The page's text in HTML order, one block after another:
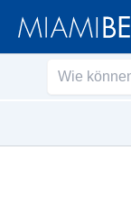
Zum
Inhalt
Zum
Inhalt